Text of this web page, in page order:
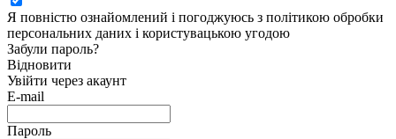
Я повністю ознайомлений і погоджуюсь з політикою обробки
персональних даних і користувацькою угодою
Забули пароль?
Відновити
Увійти через акаунт
E-mail
Пароль